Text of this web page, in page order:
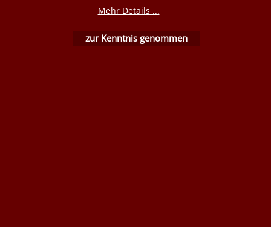
Stoffe DIN4102B1
Mehr Details ...
zur Kenntnis genommen